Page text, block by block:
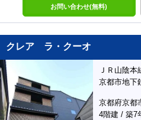
お問い合わせ(無料)
クレア ラ・クーオ
ＪＲ山陰
京都市地下
京都府京都
4階建 / 築7